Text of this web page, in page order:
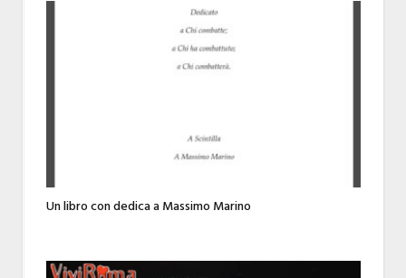
Un libro con dedica a Massimo Marino